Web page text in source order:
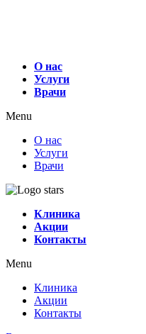
О нас
Услуги
Врачи
Menu
О нас
Услуги
Врачи
Клиника
Акции
Контакты
Menu
Клиника
Акции
Контакты